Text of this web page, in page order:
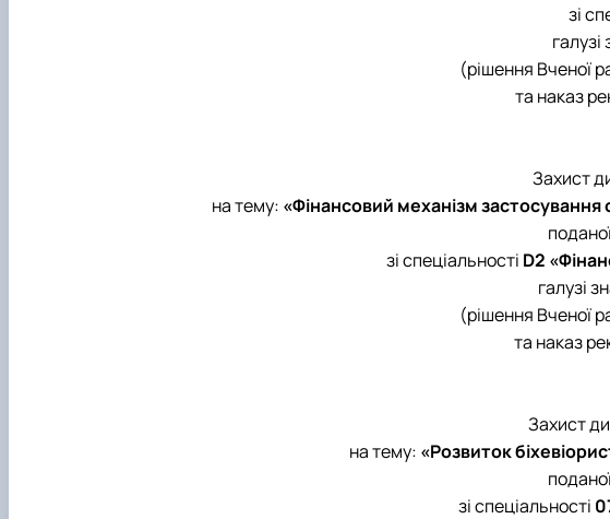
зі
галузі
(рішення Вченої
та наказ
Захист
на тему: «Фінансовий механізм
зі спеціальності D2
галузі
(рішення Вченої
та наказ
Захист
на тему: «Розвиток
зі спеціальності